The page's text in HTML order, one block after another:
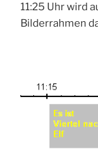
11:25 Uhr wird
Bilderrahmen